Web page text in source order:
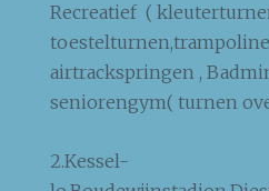
Recreatief (
airtrackspringen ,
seniorengym( turnen
2.Kessel-